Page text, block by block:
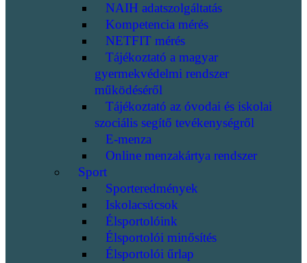
NAIH adatszolgáltatás
Kompetencia mérés
NETFIT mérés
Tájékoztató a magyar
gyermekvédelmi rendszer
működéséről
Tájékoztató az óvodai és iskolai
szociális segítő tevékenységről
E-menza
Online menzakártya rendszer
Sport
Sporteredmények
Iskolacsúcsok
Élsportolóink
Élsportolói minősítés
Élsportolói űrlap